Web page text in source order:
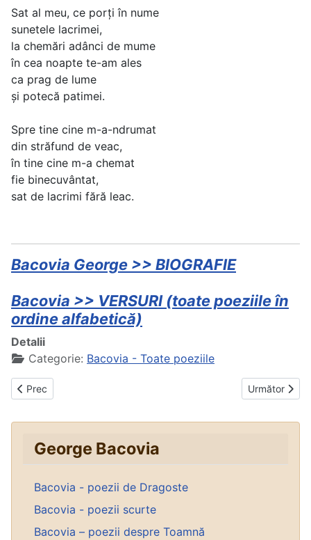
Sat al meu, ce porți în nume
sunetele lacrimei,
la chemări adânci de mume
în cea noapte te-am ales
ca prag de lume
și potecă patimei.
Spre tine cine m-a-ndrumat
din străfund de veac,
în tine cine m-a chemat
fie binecuvântat,
sat de lacrimi fără leac.
Bacovia George >> BIOGRAFIE
Bacovia >> VERSURI (toate poeziile în
ordine alfabetică)
Detalii
Categorie: Bacovia - Toate poeziile
Articol precedent: Trec zile
Prec Articolul
Următor
George Bacovia
Bacovia - poezii de Dragoste
Bacovia - poezii scurte
Bacovia – poezii despre Toamnă